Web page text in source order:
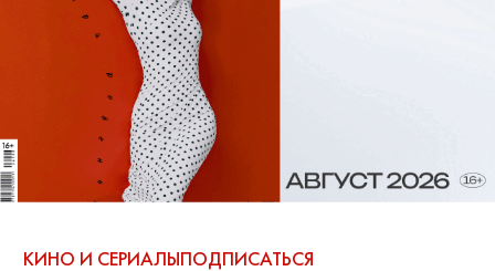
КИНО И СЕРИАЛЫПОДПИСАТЬСЯ